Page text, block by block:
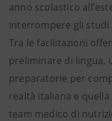
anno scolastico
interrompere gli studi
Tra le facilitazioni
preliminare di lingua,
preparatorie per
realtà italiana e quella
team medico di